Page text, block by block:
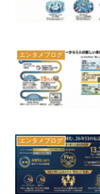
エンタメブログ
エンタメブログ